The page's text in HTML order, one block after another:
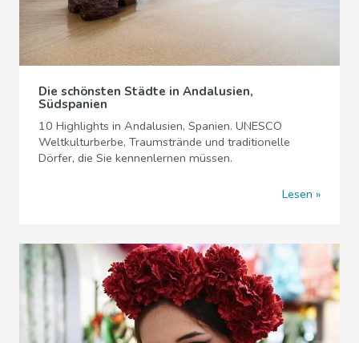
Die schönsten Städte in Andalusien,
Südspanien
10 Highlights in Andalusien, Spanien. UNESCO
Weltkulturberbe, Traumstrände und traditionelle
Dörfer, die Sie kennenlernen müssen.
Lesen